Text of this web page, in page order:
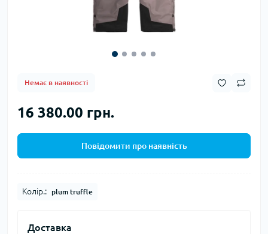
Немає в наявності
16 380.00 грн.
Повідомити про наявність
Колір.: plum truffle
Доставка